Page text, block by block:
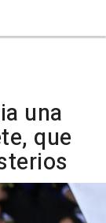
una
que